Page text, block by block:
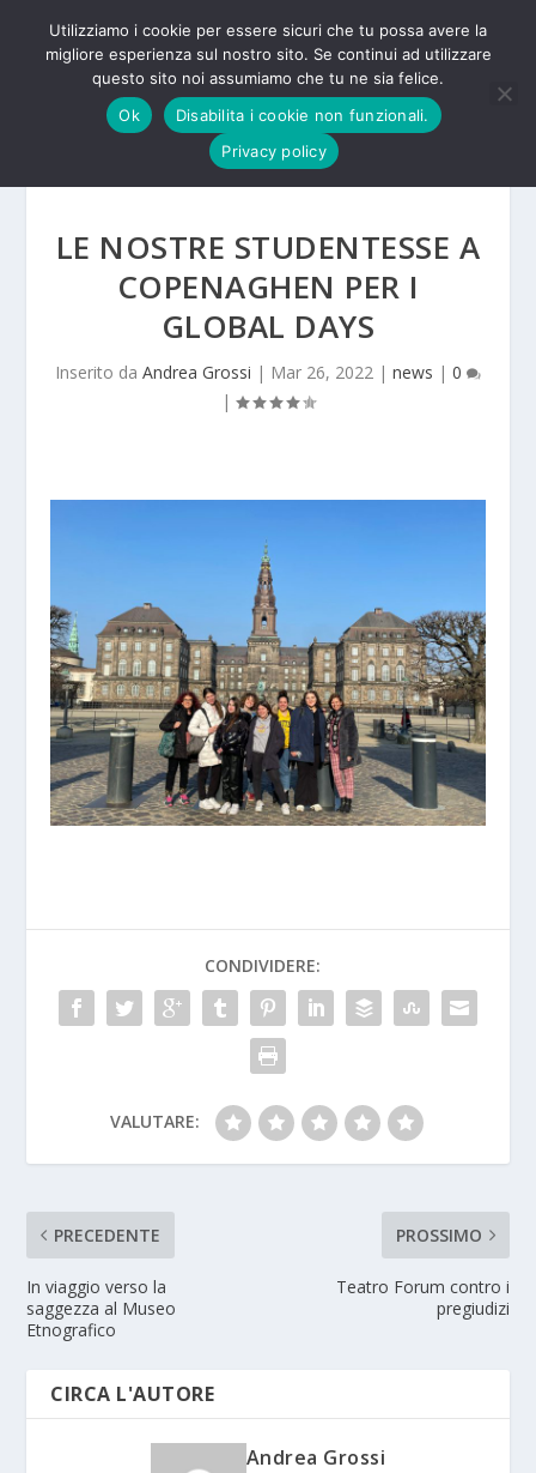
LE NOSTRE STUDENTESSE A
COPENAGHEN PER I
GLOBAL DAYS
Inserito da Andrea Grossi | Mar 26, 2022 | news | 0
|
CONDIVIDERE:
VALUTARE:
PRECEDENTE
In viaggio verso la
saggezza al Museo
Etnografico
PROSSIMO
Teatro Forum contro i
pregiudizi
CIRCA L'AUTORE
Andrea Grossi
Utilizziamo i cookie per essere sicuri che tu possa avere la
migliore esperienza sul nostro sito. Se continui ad utilizzare
questo sito noi assumiamo che tu ne sia felice.
Ok
Disabilita i cookie non funzionali.
Privacy policy